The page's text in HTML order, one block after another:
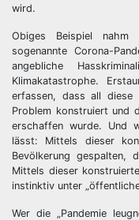
wird.
Obiges Beispiel nahm
sogenannte Corona-
angebliche
Klimakatastrophe.
erfassen, dass all diese
Problem konstruiert und
erschaffen wurde. Und
lässt: Mittels dieser
Bevölkerung gespalten,
Mittels dieser
instinktiv unter
Wer die „Pandemie